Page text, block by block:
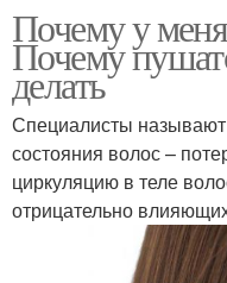
Волосы на висках
Почему у
Почему
делать
Специалисты называют
состояния волос –
циркуляцию в теле
отрицательно